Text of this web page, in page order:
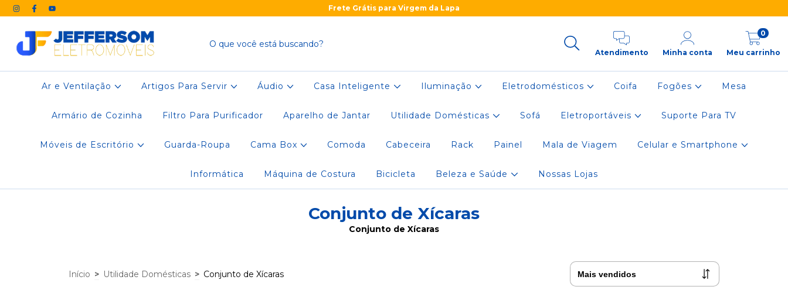
Frete Grátis para Virgem da Lapa
Atendimento Minha conta Meu carrinho
0
Ar e Ventilação Artigos Para Servir Áudio Casa Inteligente Iluminação Eletrodomésticos Coifa Fogões Mesa
Armário de Cozinha Filtro Para Purificador Aparelho de Jantar Utilidade Domésticas Sofá Eletroportáveis Suporte Para TV
Móveis de Escritório Guarda-Roupa Cama Box Comoda Cabeceira Rack Painel Mala de Viagem Celular e Smartphone
Informática Máquina de Costura Bicicleta Beleza e Saúde Nossas Lojas
Conjunto de Xícaras
Conjunto de Xícaras
Início > Utilidade Domésticas > Conjunto de Xícaras